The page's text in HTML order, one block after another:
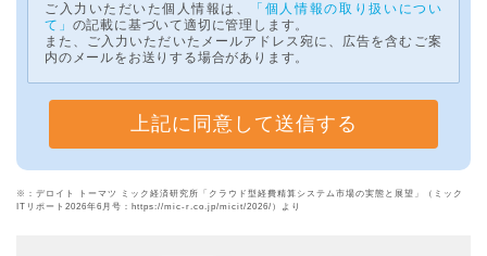
ご入力いただいた個人情報は、
「個人情報の取り扱いについ
て」 の記載に基づいて適切に管理します。
また、ご入力いただいたメールアドレス宛に、広告を含むご案
内のメールをお送りする場合があります。
※：デロイト トーマツ ミック経済研究所「クラウド型経費精算システム市場の実態と展望」（ミック
ITリポート2026年6月号：https://mic-r.co.jp/micit/2026/）より